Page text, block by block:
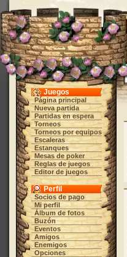
Juegos
Página principal
Nueva partida
Partidas en espera
Torneos
Torneos por equipos
Escaleras
Estanques
Mesas de poker
Reglas de juegos
Editor de juegos
Perfil
Socios de pago
Mi perfil
Álbum de fotos
Buzón
Eventos
Amigos
Enemigos
Opciones